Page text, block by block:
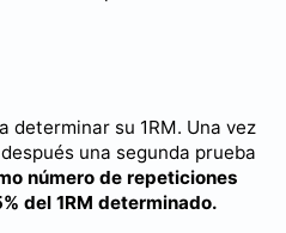
determinar su 1RM. Una vez
una segunda prueba
número de repeticiones
del 1RM determinado.